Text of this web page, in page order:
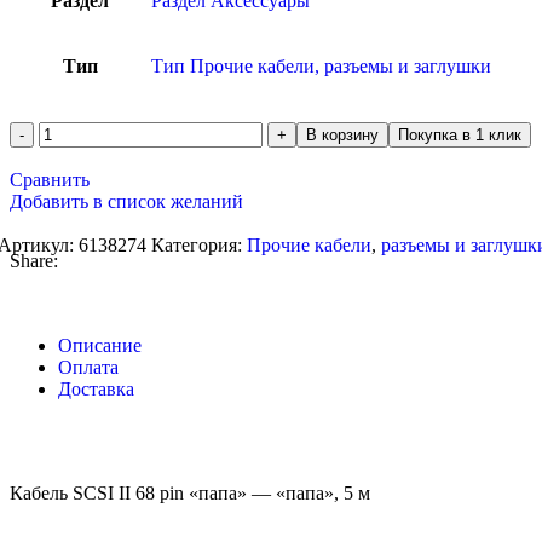
Тип Тип Прочие кабели, разъемы и заглушки
В корзину Покупка в 1 клик
Сравнить
Добавить в список желаний
6138274 Категория: Прочие кабели, разъемы и
Share:
Описание
Оплата
Доставка
Кабель SCSI II 68 pin «папа» — «папа», 5 м